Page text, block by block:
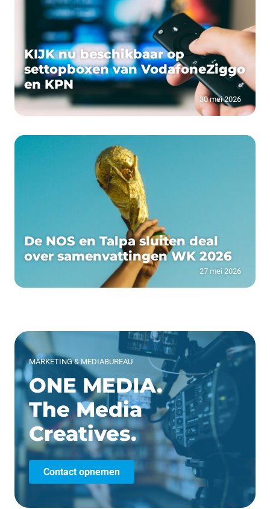
KIJK nu beschikbaar op
settopboxen van VodafoneZiggo
en KPN
30 mei 2026
De NOS en Talpa sluiten deal
over samenvattingen WK 2026
27 mei 2026
MARKETING & MEDIABUREAU
ONE MEDIA.
The Media
Creatives.
Contact opnemen